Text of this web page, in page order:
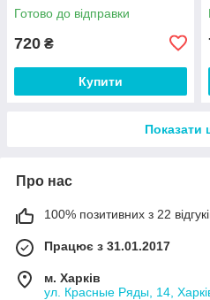
Готово до відправки
720 ₴
Купити
Показати
Про нас
100% позитивних з 22
Працює з 31.01.2017
м. Харків
ул. Красные Ряды, 14,